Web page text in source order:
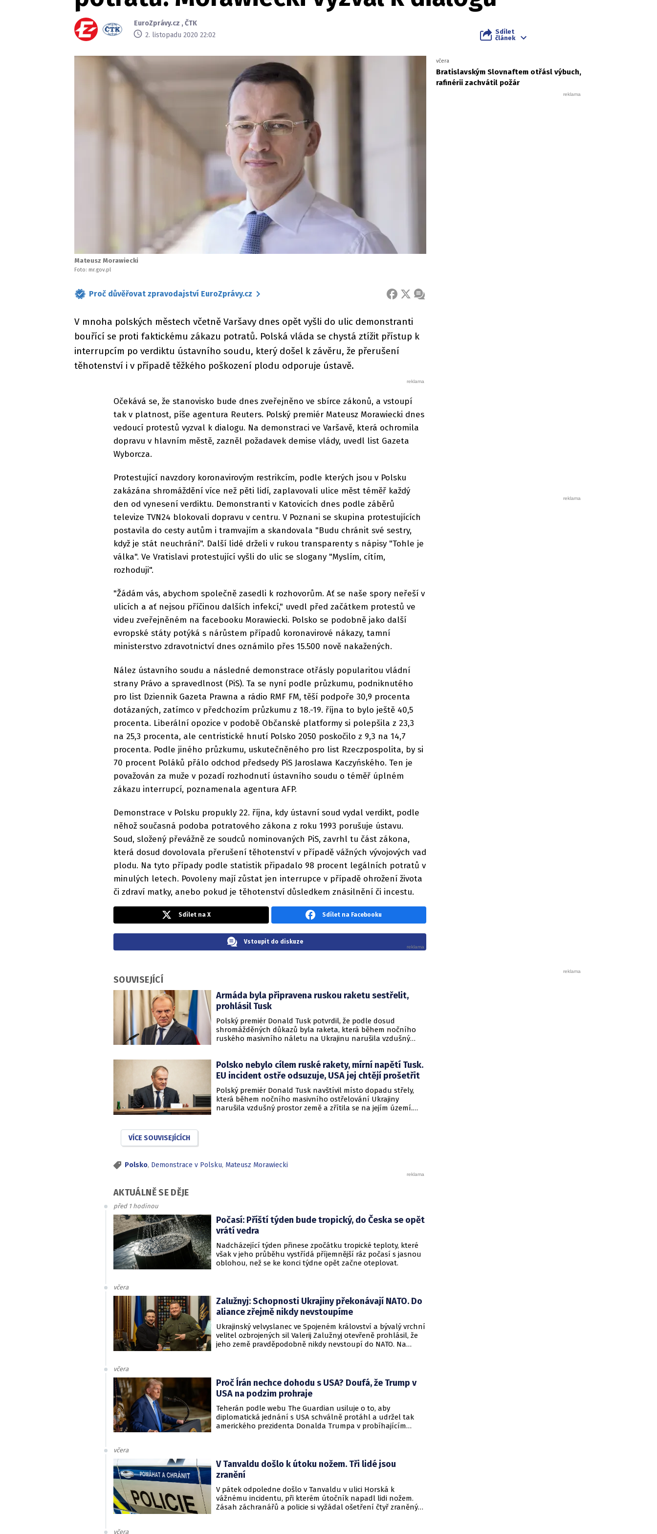
EuroZprávy.cz ,ČTK
2. listopadu 2020 22:02
Sdílet
článek
Mateusz Morawiecki
Foto: mr.gov.pl
Proč důvěřovat zpravodajství EuroZprávy.cz FACEBOOK
X ZPRÁVA
V mnoha polských městech včetně Varšavy dnes opět vyšli do ulic demonstranti
bouřící se proti faktickému zákazu potratů. Polská vláda se chystá ztížit přístup k
interrupcím po verdiktu ústavního soudu, který došel k závěru, že přerušení
těhotenství i v případě těžkého poškození plodu odporuje ústavě.
Očekává se, že stanovisko bude dnes zveřejněno ve sbírce zákonů, a vstoupí
tak v platnost, píše agentura Reuters. Polský premiér Mateusz Morawiecki dnes
vedoucí protestů vyzval k dialogu. Na demonstraci ve Varšavě, která ochromila
dopravu v hlavním městě, zazněl požadavek demise vlády, uvedl list Gazeta
Wyborcza.
Protestující navzdory koronavirovým restrikcím, podle kterých jsou v Polsku
zakázána shromáždění více než pěti lidí, zaplavovali ulice měst téměř každý
den od vynesení verdiktu. Demonstranti v Katovicích dnes podle záběrů
televize TVN24 blokovali dopravu v centru. V Poznani se skupina protestujících
postavila do cesty autům i tramvajím a skandovala "Budu chránit své sestry,
když je stát neuchrání". Další lidé drželi v rukou transparenty s nápisy "Tohle je
válka". Ve Vratislavi protestující vyšli do ulic se slogany "Myslím, cítím,
rozhoduji".
"Žádám vás, abychom společně zasedli k rozhovorům. Ať se naše spory neřeší v
ulicích a ať nejsou příčinou dalších infekcí," uvedl před začátkem protestů ve
videu zveřejněném na facebooku Morawiecki. Polsko se podobně jako další
evropské státy potýká s nárůstem případů koronavirové nákazy, tamní
ministerstvo zdravotnictví dnes oznámilo přes 15.500 nově nakažených.
Nález ústavního soudu a následné demonstrace otřásly popularitou vládní
strany Právo a spravedlnost (PiS). Ta se nyní podle průzkumu, podniknutého
pro list Dziennik Gazeta Prawna a rádio RMF FM, těší podpoře 30,9 procenta
dotázaných, zatímco v předchozím průzkumu z 18.-19. října to bylo ještě 40,5
procenta. Liberální opozice v podobě Občanské platformy si polepšila z 23,3
na 25,3 procenta, ale centristické hnutí Polsko 2050 poskočilo z 9,3 na 14,7
procenta. Podle jiného průzkumu, uskutečněného pro list Rzeczpospolita, by si
70 procent Poláků přálo odchod předsedy PiS Jaroslawa Kaczyńského. Ten je
považován za muže v pozadí rozhodnutí ústavního soudu o téměř úplném
zákazu interrupcí, poznamenala agentura AFP.
Demonstrace v Polsku propukly 22. října, kdy ústavní soud vydal verdikt, podle
něhož současná podoba potratového zákona z roku 1993 porušuje ústavu.
Soud, složený převážně ze soudců nominovaných PiS, zavrhl tu část zákona,
která dosud dovolovala přerušení těhotenství v případě vážných vývojových vad
plodu. Na tyto případy podle statistik připadalo 98 procent legálních potratů v
minulých letech. Povoleny mají zůstat jen interrupce v případě ohrožení života
či zdraví matky, anebo pokud je těhotenství důsledkem znásilnění či incestu.
včera
Bratislavským Slovnaftem otřásl výbuch,
rafinérii zachvátil požár
Sdílet na X Sdílet na Facebooku
Vstoupit do diskuze
SOUVISEJÍCÍ
Armáda byla připravena ruskou raketu sestřelit,
prohlásil Tusk
Polský premiér Donald Tusk potvrdil, že podle dosud
shromážděných důkazů byla raketa, která během nočního
ruského masivního náletu na Ukrajinu narušila vzdušný
reagovali na situaci velmi rychle a efektivně. Armáda byla
podle jeho slov v plné pohotovosti a připravena objekt
okamžitě sestřelit, pokud by v letu nad polským územím
pokračoval.
Polsko nebylo cílem ruské rakety, mírní napětí Tusk.
EU incident ostře odsuzuje, USA jej chtějí prošetřit
Polský premiér Donald Tusk navštívil místo dopadu střely,
která během nočního masivního ostřelování Ukrajiny
narušila vzdušný prostor země a zřítila se na jejím území.
VÍCE SOUVISEJÍCÍCH
Polsko, Demonstrace v Polsku, Mateusz Morawiecki
AKTUÁLNĚ SE DĚJE
před 1 hodinou
Počasí: Příští týden bude tropický, do Česka se opět
vrátí vedra
Nadcházející týden přinese zpočátku tropické teploty, které
však v jeho průběhu vystřídá příjemnější ráz počasí s jasnou
oblohou, než se ke konci týdne opět začne oteplovat.
včera
Zalužnyj: Schopnosti Ukrajiny překonávají NATO. Do
aliance zřejmě nikdy nevstoupíme
Ukrajinský velvyslanec ve Spojeném království a bývalý vrchní
velitel ozbrojených sil Valerij Zalužnyj otevřeně prohlásil, že
jeho země pravděpodobně nikdy nevstoupí do NATO. Na
nedosažitelné.
včera
Proč Írán nechce dohodu s USA? Doufá, že Trump v
USA na podzim prohraje
Teherán podle webu The Guardian usiluje o to, aby
diplomatická jednání s USA schválně protáhl a udržel tak
amerického prezidenta Donalda Trumpa v probíhajícím
rukojmími za prezidenta Jimmyho Cartera.
včera
V Tanvaldu došlo k útoku nožem. Tři lidé jsou
zranění
V pátek odpoledne došlo v Tanvaldu v ulici Horská k
vážnému incidentu, při kterém útočník napadl lidi nožem.
Zásah záchranářů a policie si vyžádal ošetření čtyř zraněných
včera